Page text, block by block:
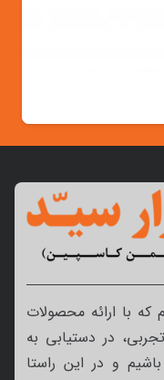
که با ارائه محصولات
در دستیابی به
و در این راستا